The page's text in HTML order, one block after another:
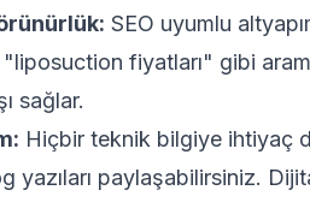
SEO uyumlu
fiyatları" gibi
sağlar.
Hiçbir teknik bilgiye ihtiyaç
yazıları paylaşabilirsiniz.